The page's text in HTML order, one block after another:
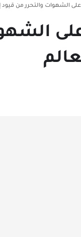
على الشهوات والتحرر من قيود